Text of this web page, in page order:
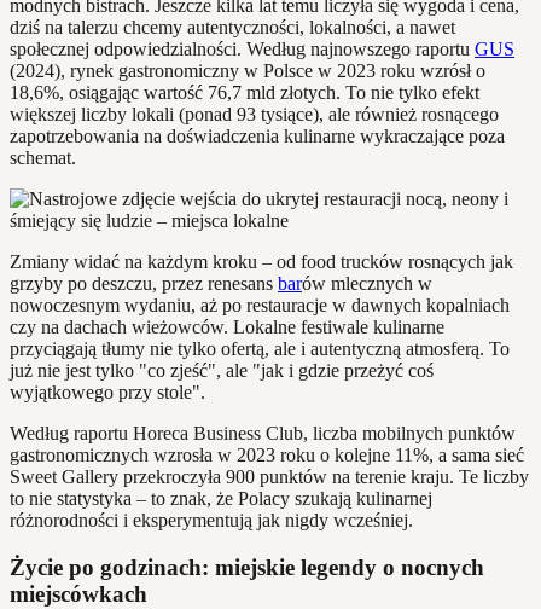
modnych bistrach. Jeszcze kilka lat temu liczyła się wygoda i cena,
dziś na talerzu chcemy autentyczności, lokalności, a nawet
społecznej odpowiedzialności. Według najnowszego raportu GUS
(2024), rynek gastronomiczny w Polsce w 2023 roku wzrósł o
18,6%, osiągając wartość 76,7 mld złotych. To nie tylko efekt
większej liczby lokali (ponad 93 tysiące), ale również rosnącego
zapotrzebowania na doświadczenia kulinarne wykraczające poza
schemat.
Zmiany widać na każdym kroku – od food trucków rosnących jak
grzyby po deszczu, przez renesans barów mlecznych w
nowoczesnym wydaniu, aż po restauracje w dawnych kopalniach
czy na dachach wieżowców. Lokalne festiwale kulinarne
przyciągają tłumy nie tylko ofertą, ale i autentyczną atmosferą. To
już nie jest tylko "co zjeść", ale "jak i gdzie przeżyć coś
wyjątkowego przy stole".
Według raportu Horeca Business Club, liczba mobilnych punktów
gastronomicznych wzrosła w 2023 roku o kolejne 11%, a sama sieć
Sweet Gallery przekroczyła 900 punktów na terenie kraju. Te liczby
to nie statystyka – to znak, że Polacy szukają kulinarnej
różnorodności i eksperymentują jak nigdy wcześniej.
Życie po godzinach: miejskie legendy o nocnych
miejscówkach